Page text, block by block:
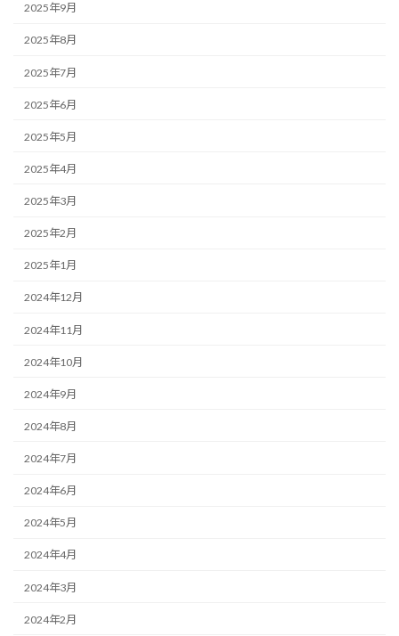
2025年9月
2025年8月
2025年7月
2025年6月
2025年5月
2025年4月
2025年3月
2025年2月
2025年1月
2024年12月
2024年11月
2024年10月
2024年9月
2024年8月
2024年7月
2024年6月
2024年5月
2024年4月
2024年3月
2024年2月